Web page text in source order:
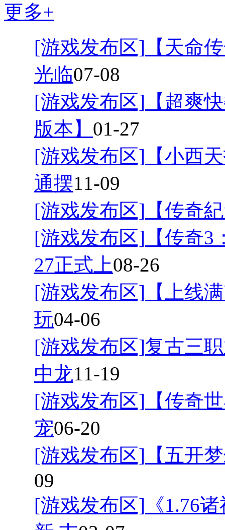
更多+
[游戏发布区] 【天命
光临07-08
[游戏发布区] 【超爽
版本】 01-27
[游戏发布区] 【小西
通摆11-09
[游戏发布区] 【传奇
[游戏发布区] 【传奇
27正式上08-26
[游戏发布区] 【上线
玩04-06
[游戏发布区]复古三
中龙11-19
[游戏发布区] 【传奇
宠06-20
[游戏发布区] 【五开
09
[游戏发布区] 《1.76